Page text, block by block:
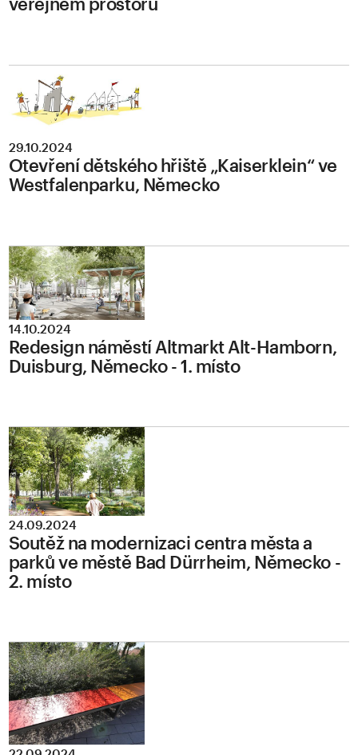
29.10.2024
Otevření dětského hřiště „Kaiserklein“ ve
Westfalenparku, Německo
14.10.2024
Redesign náměstí Altmarkt Alt-Hamborn,
Duisburg, Německo - 1. místo
24.09.2024
Soutěž na modernizaci centra města a
parků ve městě Bad Dürrheim, Německo -
2. místo